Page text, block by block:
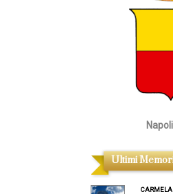
Ultimi
CARMELA